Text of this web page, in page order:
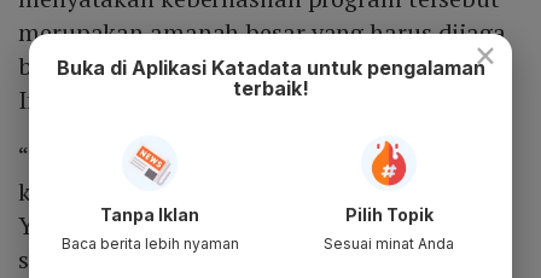
merupakan amanah besar yang harus dijaga
bersama demi masa depan generasi
Indonesia.
“Kalau kalian tidak sungguh-sungguh, kalau
kalian tidak setia dan loyal, silakan minggir.
Yang penting kepentingan rakyat di atas
semua kepentingan,” ujarnya.
×
Buka di Aplikasi Katadata untuk pengalaman
terbaik!
Tanpa Iklan
Baca berita lebih nyaman
Pilih Topik
Sesuai minat Anda